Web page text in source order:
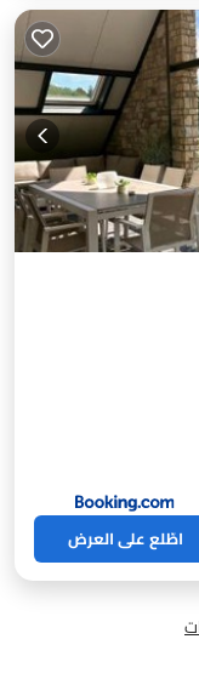
اطّلع على العرض